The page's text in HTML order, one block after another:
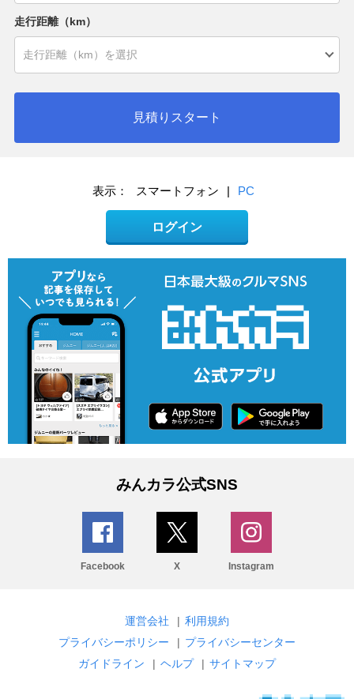
走行距離（km）
見積りスタート
表示： スマートフォン | PC
ログイン
みんカラ公式SNS
Facebook X Instagram
運営会社 | 利用規約
プライバシーポリシー
| プライバシーセンター
ガイドライン
| ヘルプ | サイトマップ